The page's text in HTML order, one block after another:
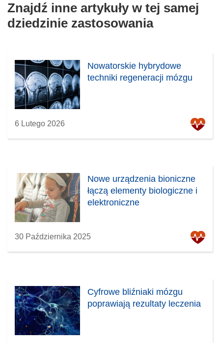
Znajdź inne artykuły w tej samej
dziedzinie zastosowania
Nowatorskie hybrydowe
techniki regeneracji mózgu
6 Lutego 2026
Nowe urządzenia bioniczne
łączą elementy biologiczne i
elektroniczne
30 Października 2025
Cyfrowe bliźniaki mózgu
poprawiają rezultaty leczenia